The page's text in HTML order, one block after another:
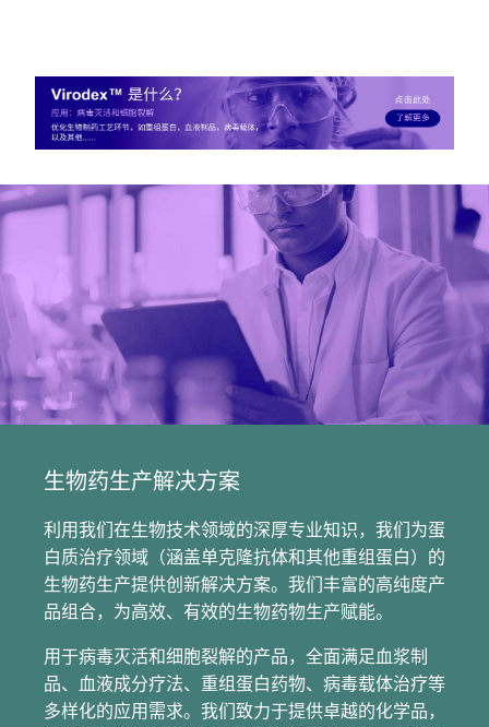
生物药生产解决方案
利用我们在生物技术领域的深厚专业知识，我们为蛋
白质治疗领域（涵盖单克隆抗体和其他重组蛋白）的
生物药生产提供创新解决方案。我们丰富的高纯度产
品组合，为高效、有效的生物药物生产赋能。
用于病毒灭活和细胞裂解的产品，全面满足血浆制
品、血液成分疗法、重组蛋白药物、病毒载体治疗等
多样化的应用需求。我们致力于提供卓越的化学品，